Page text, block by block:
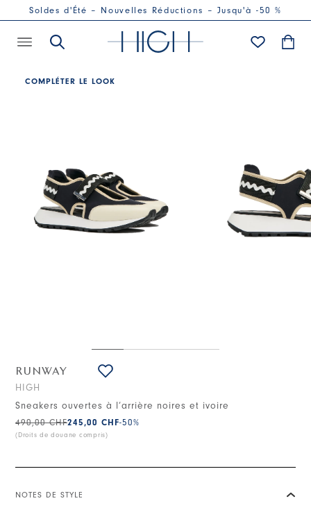
Soldes d'Été – Nouvelles Réductions – Jusqu'à -50 %
COMPLÉTER LE LOOK
RUNWAY
HIGH
Sneakers ouvertes à l’arrière noires et ivoire
245,00 CHF
490,00 CHF -50%
(Droits de douane compris)
NOTES DE STYLE